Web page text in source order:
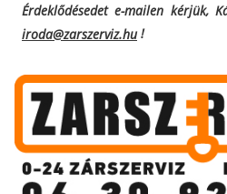
Érdeklődésedet e-mailen kérjük,
iroda@zarszerviz.hu!